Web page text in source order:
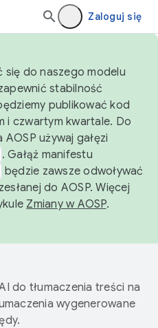
Zaloguj się
się do naszego modelu
stabilność
publikować kod
i czwartym kwartale. Do
używaj gałęzi
. Gałąź manifestu
będzie zawsze odwoływać
do AOSP. Więcej
Zmiany w AOSP.
do tłumaczenia treści na
wygenerowane